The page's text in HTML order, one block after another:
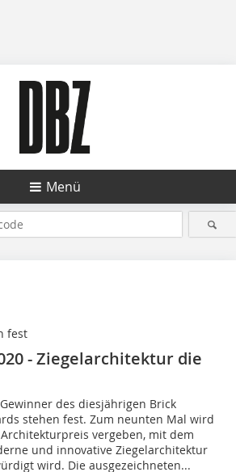
Menü
fest
- Ziegelarchitektur die
des diesjährigen Brick
stehen fest. Zum neunten Mal wird
vergeben, mit dem
und innovative Ziegelarchitektur
wird. Die ausgezeichneten...